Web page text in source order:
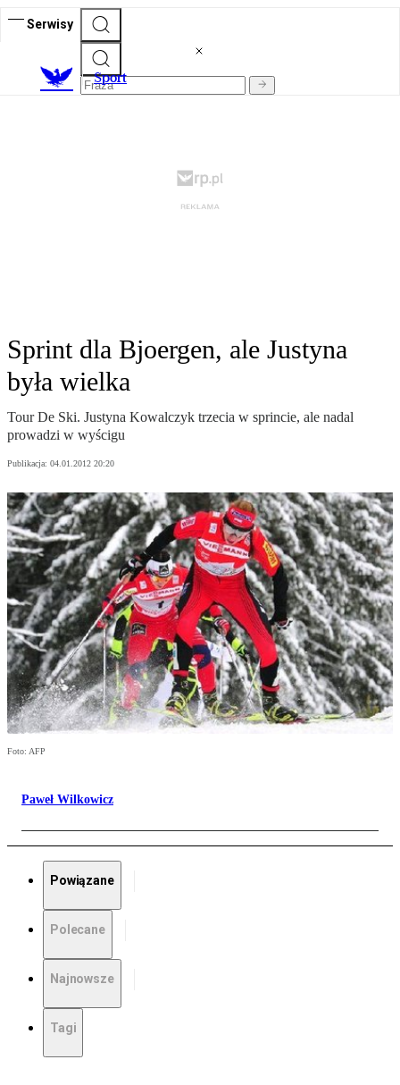
Serwisy
Sport
Sprint dla Bjoergen, ale Justyna
była wielka
Tour De Ski. Justyna Kowalczyk trzecia w sprincie, ale nadal
prowadzi w wyścigu
Publikacja: 04.01.2012 20:20
Foto: AFP
Paweł Wilkowicz
Powiązane
Polecane
Najnowsze
Tagi